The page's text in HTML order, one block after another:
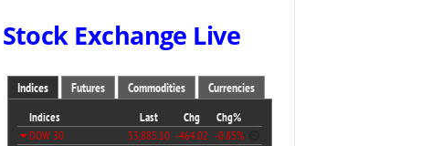
Stock Exchange Live